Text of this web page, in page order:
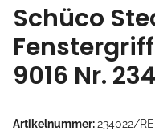
Schüco
9016 Nr.
Artikelnummer:234022/